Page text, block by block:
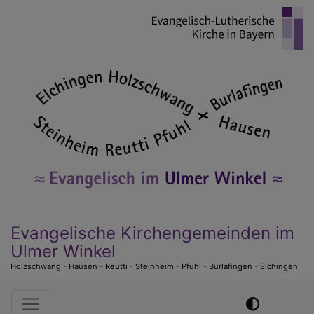
Evangelische Kirchengemeinden im
Ulmer Winkel
Holzschwang - Hausen - Reutti - Steinheim - Pfuhl - Burlafingen - Elchingen
Hauptnavigation